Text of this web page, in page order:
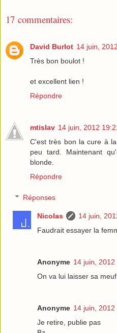
17 commentaires:
David Burlot 14 juin,
Très bon boulot !
et excellent lien !
Répondre
mtislav 14 juin, 2012
C'est très bon la cure à
peu tard. Maintenant
blonde.
Répondre
Réponses
Nicolas
14 juin,
Faudrait essayer la
Anonyme 14 juin, 2012
On va lui laisser sa
Anonyme 14 juin, 2012
Je retire, publie pas